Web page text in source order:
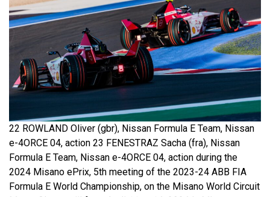
22 ROWLAND Oliver (gbr), Nissan Formula E Team, Nissan
e-4ORCE 04, action 23 FENESTRAZ Sacha (fra), Nissan
Formula E Team, Nissan e-4ORCE 04, action during the
2024 Misano ePrix, 5th meeting of the 2023-24 ABB FIA
Formula E World Championship, on the Misano World Circuit